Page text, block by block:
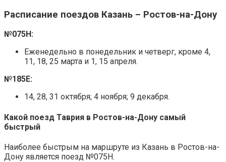
Расписание поездов Казань – Ростов-на-Дону
№075Н:
Еженедельно в понедельник и четверг, кроме 4,
11, 18, 25 марта и 1, 15 апреля.
№185Е:
14, 28, 31 октября; 4 ноября; 9 декабря.
Какой поезд Таврия в Ростов-на-Дону самый
быстрый
Наиболее быстрым на маршруте из Казань в Ростов-на-
Дону является поезд №075Н.